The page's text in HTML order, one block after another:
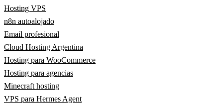
Hosting VPS
n8n autoalojado
Email profesional
Cloud Hosting Argentina
Hosting para WooCommerce
Hosting para agencias
Minecraft hosting
VPS para Hermes Agent